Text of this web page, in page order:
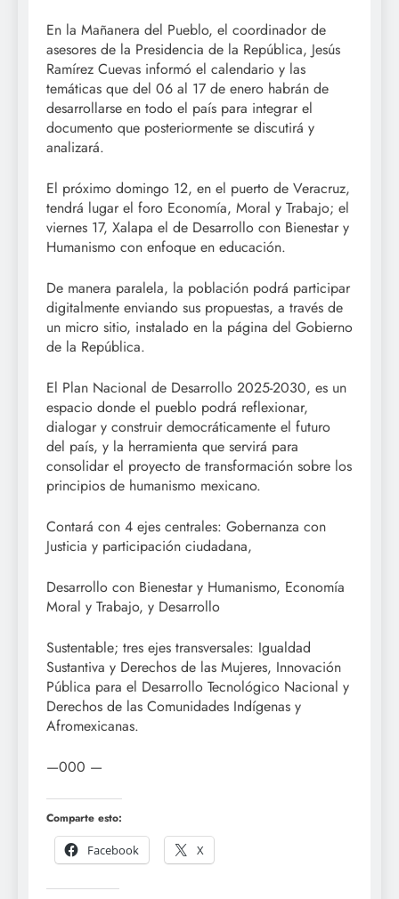
En la Mañanera del Pueblo, el coordinador de
asesores de la Presidencia de la República, Jesús
Ramírez Cuevas informó el calendario y las
temáticas que del 06 al 17 de enero habrán de
desarrollarse en todo el país para integrar el
documento que posteriormente se discutirá y
analizará.
El próximo domingo 12, en el puerto de Veracruz,
tendrá lugar el foro Economía, Moral y Trabajo; el
viernes 17, Xalapa el de Desarrollo con Bienestar y
Humanismo con enfoque en educación.
De manera paralela, la población podrá participar
digitalmente enviando sus propuestas, a través de
un micro sitio, instalado en la página del Gobierno
de la República.
El Plan Nacional de Desarrollo 2025-2030, es un
espacio donde el pueblo podrá reflexionar,
dialogar y construir democráticamente el futuro
del país, y la herramienta que servirá para
consolidar el proyecto de transformación sobre los
principios de humanismo mexicano.
Contará con 4 ejes centrales: Gobernanza con
Justicia y participación ciudadana,
Desarrollo con Bienestar y Humanismo, Economía
Moral y Trabajo, y Desarrollo
Sustentable; tres ejes transversales: Igualdad
Sustantiva y Derechos de las Mujeres, Innovación
Pública para el Desarrollo Tecnológico Nacional y
Derechos de las Comunidades Indígenas y
Afromexicanas.
—000 —
Comparte esto:
Facebook
X